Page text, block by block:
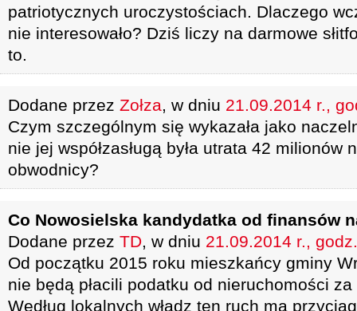
patriotycznych uroczystościach. Dlaczego
nie interesowało? Dziś liczy na darmowe
to.
Dodane przez Zołza, w dniu 21.09.2014 r.,
Czym szczególnym się wykazała jako
nie jej współzasługą była utrata 42 milionów
obwodnicy?
Co Nowosielska kandydatka od finansów
Dodane przez TD, w dniu 21.09.2014 r.,
Od początku 2015 roku mieszkańcy gminy
nie będą płacili podatku od nieruchomości
Według lokalnych władz ten ruch ma